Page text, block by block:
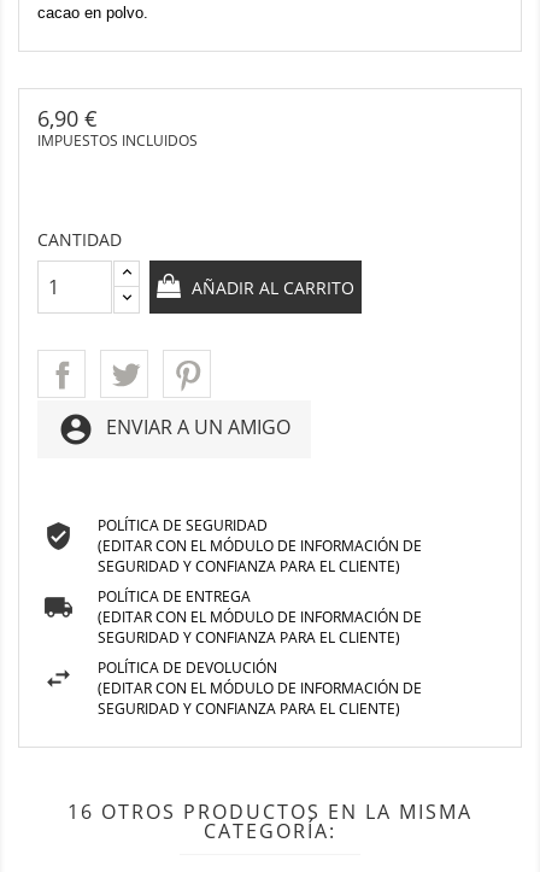
cacao en polvo.
6,90 €
IMPUESTOS INCLUIDOS
CANTIDAD
AÑADIR AL CARRITO
account_circle ENVIAR A UN AMIGO
POLÍTICA DE SEGURIDAD
(EDITAR CON EL MÓDULO DE INFORMACIÓN DE
SEGURIDAD Y CONFIANZA PARA EL CLIENTE)
POLÍTICA DE ENTREGA
(EDITAR CON EL MÓDULO DE INFORMACIÓN DE
SEGURIDAD Y CONFIANZA PARA EL CLIENTE)
POLÍTICA DE DEVOLUCIÓN
(EDITAR CON EL MÓDULO DE INFORMACIÓN DE
SEGURIDAD Y CONFIANZA PARA EL CLIENTE)
16 OTROS PRODUCTOS EN LA MISMA
CATEGORÍA: